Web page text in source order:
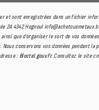
et sont enregistrées dans un fichier
2A 4342 Hognoul
que d’organiser le sort de vos
conservons vos données pendant
:Bloctel.gouv.fr. Consultez le site